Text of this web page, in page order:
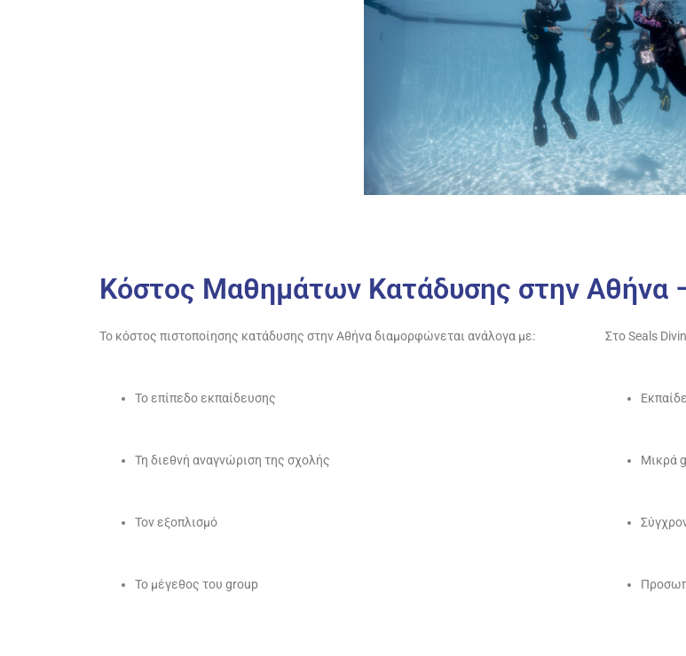
Κόστος Μαθημάτων Κατάδυσης στην Αθήνα
Το κόστος πιστοποίησης κατάδυσης στην Αθήνα διαμορφώνεται ανάλογα με:
Το επίπεδο εκπαίδευσης
Τη διεθνή αναγνώριση της σχολής
Τον εξοπλισμό
Το μέγεθος του group
Στο Seals
Μικρά